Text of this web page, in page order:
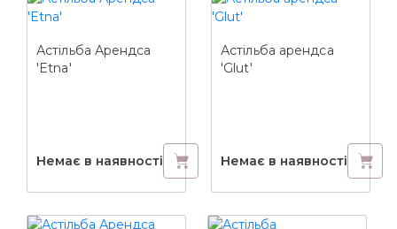
Астільба Арендса
'Etna'
Немає в наявності
Астільба арендса
'Glut'
Немає в наявності